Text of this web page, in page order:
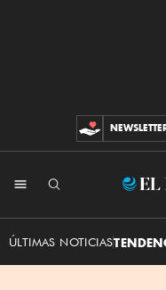
ÚLTIMAS NOTICIAS